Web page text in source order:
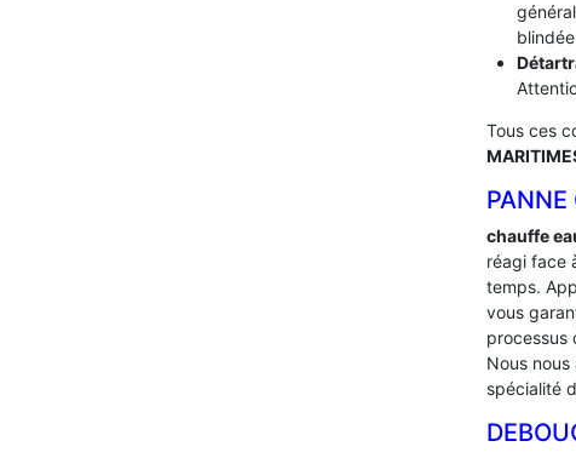
Tous ces
chauffe
réagi face
temps.
vous
processus
Nous
spécialité